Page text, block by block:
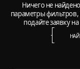
Ничего не
параметры
подайте заявку